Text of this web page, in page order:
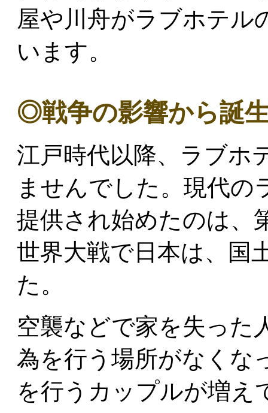
屋や川舟がラブホテル
います。
◎戦争の影響から誕
江戸時代以降、ラブホ
ませんでした。現代の
提供され始めたのは、
世界大戦で日本は、国
た。
空襲などで家を失った
為を行う場所がなくな
を行うカップルが増え